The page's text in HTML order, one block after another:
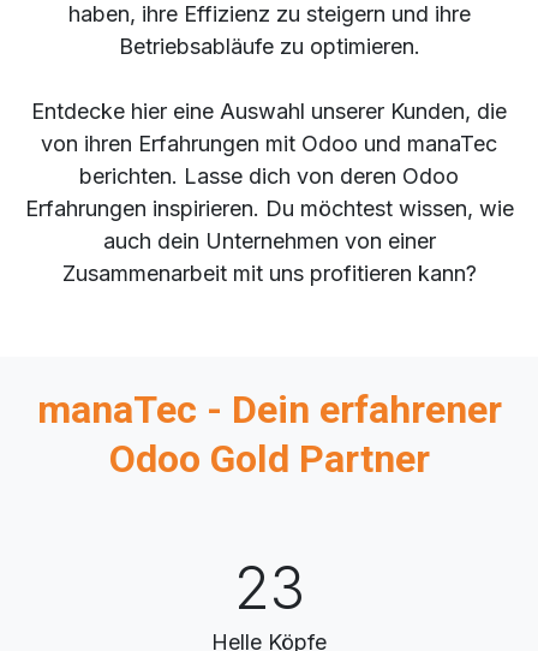
haben, ihre Effizienz zu steigern und ihre
Betriebsabläufe zu optimieren.
Entdecke hier eine Auswahl unserer Kunden, die
von ihren Erfahrungen mit Odoo und manaTec
berichten. Lasse dich von deren Odoo
Erfahrungen inspirieren. Du möchtest wissen, wie
auch dein Unternehmen von einer
Zusammenarbeit mit uns profitieren kann?
manaTec - Dein erfahrener
Odoo Gold Partner
23
Helle Köpfe